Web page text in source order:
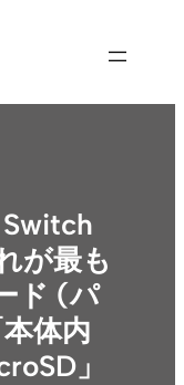
Switch
が最も
ド (パ
体内
」